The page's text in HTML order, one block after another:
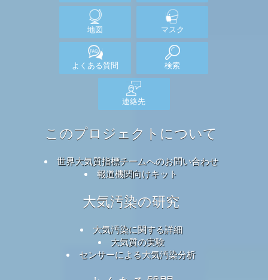
地図 マスク
よくある質問 検索
連絡先
このプロジェクトについて
世界大気質指標チームへのお問い合わせ
報道機関向けキット
大気汚染の研究
大気汚染に関する詳細
大気質の実験
センサーによる大気汚染分析